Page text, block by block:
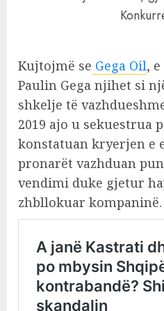
Kujtojmë se Gega Oil,
Paulin Gega njihet si
shkelje të
2019 ajo u sekuestrua
konstatuan kryerjen e
pronarët vazhduan
vendimi duke gjetur
zhbllokuar kompaninë.